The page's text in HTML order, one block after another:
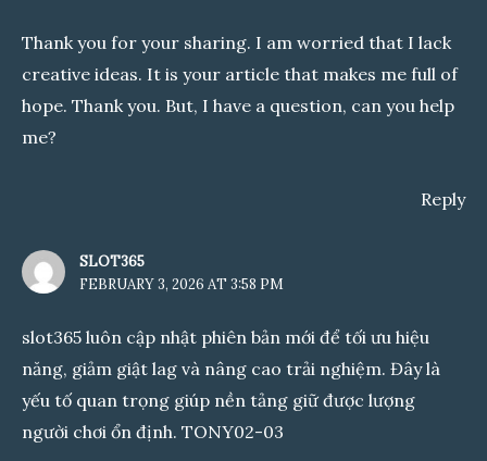
Thank you for your sharing. I am worried that I lack
creative ideas. It is your article that makes me full of
hope. Thank you. But, I have a question, can you help
me?
Reply
SLOT365
FEBRUARY 3, 2026 AT 3:58 PM
slot365 luôn cập nhật phiên bản mới để tối ưu hiệu
năng, giảm giật lag và nâng cao trải nghiệm. Đây là
yếu tố quan trọng giúp nền tảng giữ được lượng
người chơi ổn định. TONY02-03